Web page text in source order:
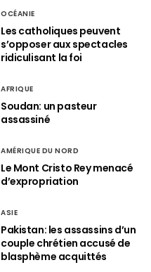
OCÉANIE
Les catholiques peuvent
s’opposer aux spectacles
ridiculisant la foi
AFRIQUE
Soudan: un pasteur
assassiné
AMÉRIQUE DU NORD
Le Mont Cristo Rey menacé
d’expropriation
ASIE
Pakistan: les assassins d’un
couple chrétien accusé de
blasphème acquittés